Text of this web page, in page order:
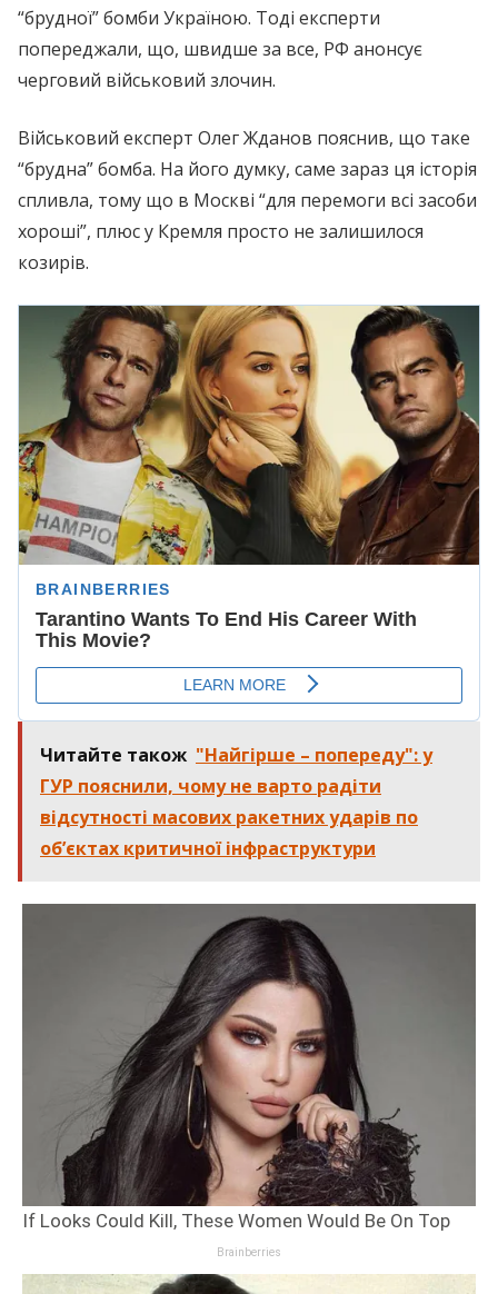
“брудної” бомби Україною. Тоді експерти
попереджали, що, швидше за все, РФ анонсує
черговий військовий злочин.
Військовий експерт Олег Жданов пояснив, що таке
“брудна” бомба. На його думку, саме зараз ця історія
спливла, тому що в Москві “для перемоги всі засоби
хороші”, плюс у Кремля просто не залишилося
козирів.
Читайте також "Найгірше – попереду": у
ГУР пояснили, чому не варто радіти
відсутності масових ракетних ударів по
об’єктах критичної інфраструктури